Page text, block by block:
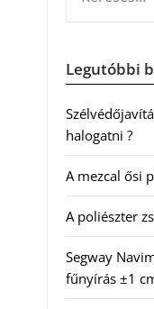
Legutóbbi
halogatni ?
A mezcal ősi
A poliészter
Segway
fűnyírás ±1